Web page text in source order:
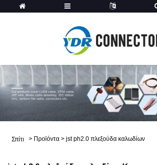
Σπίτι > Προϊόντα > jst ph2.0 πλεξούδα καλωδίων